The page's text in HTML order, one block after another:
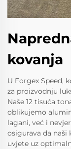
kovanja
U Forgex Speed,
za proizvodnju
Naše 12 tisuća
oblikujemo
lagani, već i
osigurava da
uvjete uz